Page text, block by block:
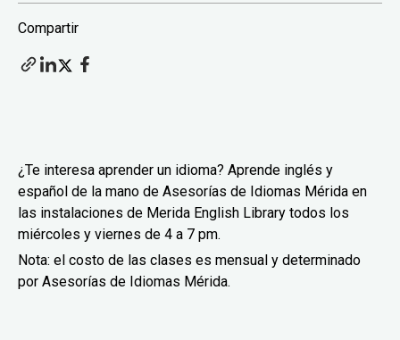
Compartir
¿Te interesa aprender un idioma? Aprende inglés y
español de la mano de Asesorías de Idiomas Mérida en
las instalaciones de Merida English Library todos los
miércoles y viernes de 4 a 7 pm.
Nota: el costo de las clases es mensual y determinado
por Asesorías de Idiomas Mérida.